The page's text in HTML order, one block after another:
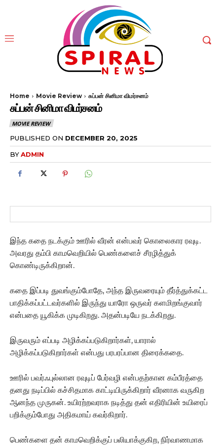
Home Movie Review சுப்பன் சினிமா விமர்சனம்
சுப்பன் சினிமா விமர்சனம்
MOVIE REVIEW
PUBLISHED ON DECEMBER 20, 2025
BYADMIN
இந்த கதை நடக்கும் ஊரில் வீரன் என்பவர் கொலைகார ரவுடி.
அவரது தம்பி காமவெறியில் பெண்களைச் சீரழித்துக்
கொண்டிருக்கிறான்.
கதை இப்படி துவங்கும்போதே, அந்த இருவரையும் தீர்த்துக்கட்ட
பாதிக்கப்பட்டவர்களில் இருந்து யாரோ ஒருவர் களமிறங்குவார்
என்பதை யூகிக்க முடிகிறது. அதன்படியே நடக்கிறது.
இருவரும் எப்படி அழிக்கப்படுகிறார்கள், யாரால்
அழிக்கப்படுகிறார்கள் என்பது பரபரப்பான திரைக்கதை.
ஊரில் பவர்ஃபுல்லான ரவுடிப் பேர்வழி என்பதற்கான கம்பீரத்தை
தனது நடிப்பில் கச்சிதமாக காட்டியிருக்கிறார் வீரனாக வருகிற
ஆனந்த முருகன். உயிரற்றவராக நடித்து தன் எதிரியின் உயிரைப்
பறிக்கும்போது அதிகமாய் கவர்கிறார்.
பெண்களை தன் காமவெறிக்குப் பலியாக்குகிற, நிர்வாணமாக